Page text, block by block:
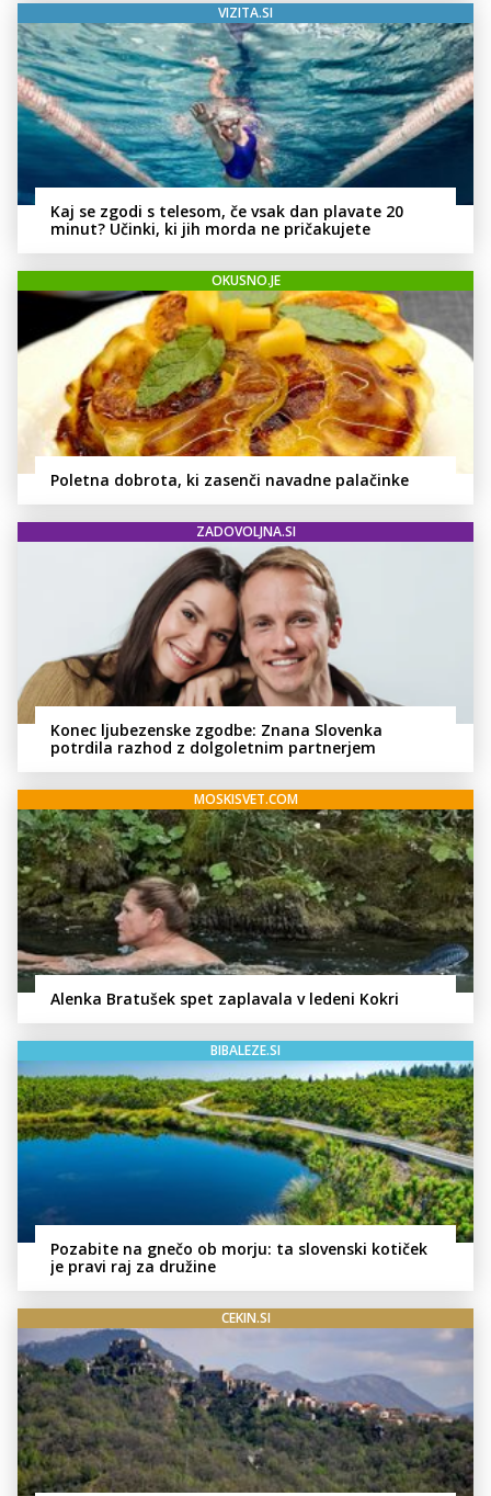
VIZITA.SI
Kaj se zgodi s telesom, če vsak dan plavate 20
minut? Učinki, ki jih morda ne pričakujete
OKUSNO.JE
Poletna dobrota, ki zasenči navadne palačinke
ZADOVOLJNA.SI
Konec ljubezenske zgodbe: Znana Slovenka
potrdila razhod z dolgoletnim partnerjem
MOSKISVET.COM
Alenka Bratušek spet zaplavala v ledeni Kokri
BIBALEZE.SI
Pozabite na gnečo ob morju: ta slovenski kotiček
je pravi raj za družine
CEKIN.SI